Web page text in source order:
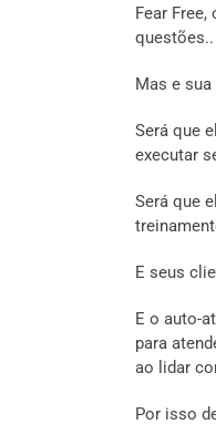
Fear
questões..
Mas e
Será que
executar
Será que
E seus
E o auto-
para
ao lidar
Por isso